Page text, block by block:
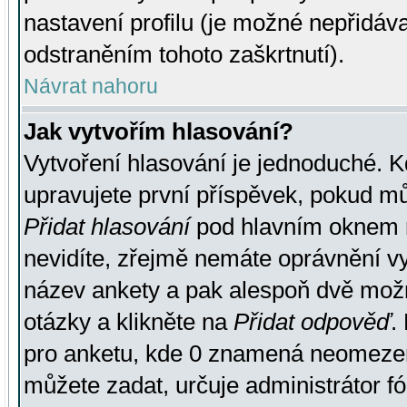
nastavení profilu (je možné
odstraněním tohoto zaškrtnutí).
Návrat nahoru
Jak vytvořím hlasování?
Vytvoření hlasování je jednoduché.
upravujete první příspěvek, pokud
Přidat hlasovánípod hlavním oknem
nevidíte, zřejmě nemáte oprávnění
název ankety a pak alespoň dvě
otázky a klikněte na Přidat odpověď.
pro anketu, kde 0 znamená
můžete zadat, určuje administrátor